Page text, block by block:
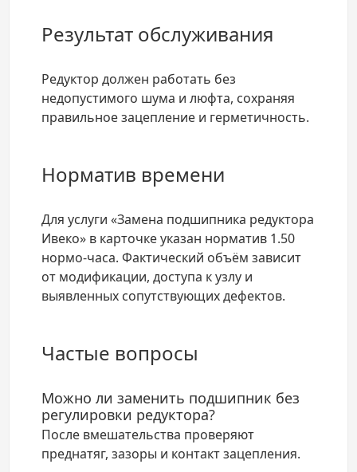
Результат обслуживания
Редуктор должен работать без
недопустимого шума и люфта, сохраняя
правильное зацепление и герметичность.
Норматив времени
Для услуги «Замена подшипника редуктора
Ивеко» в карточке указан норматив 1.50
нормо-часа. Фактический объём зависит
от модификации, доступа к узлу и
выявленных сопутствующих дефектов.
Частые вопросы
Можно ли заменить подшипник без
регулировки редуктора?
После вмешательства проверяют
преднатяг, зазоры и контакт зацепления.